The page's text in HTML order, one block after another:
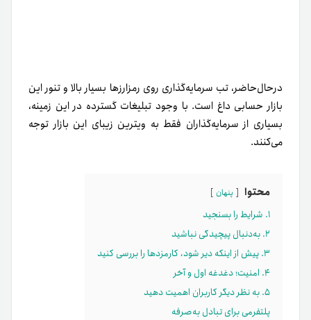
درحال‌حاضر، تب سرمایه‌گذاری روی رمزارزها بسیار بالا و تنور این
بازار حسابی داغ است. با وجود تبلیغات گسترده‌ در این زمینه،
بسیاری از سرمایه‌گذاران فقط به ویترین زیبای این بازار توجه
می‌کنند.
محتوا پنهان
۱. شرایط را بسنجید
۲. به‌دنبال پیچیدگی نباشید
۳. پیش از اینکه دیر شود، کارمزدها را بررسی کنید
۴. امنیت؛ دغدغه اول و آخر
۵. به نظر دیگر کاربران اهمیت دهید
پلتفرمی برای تبادل به‌صرفه